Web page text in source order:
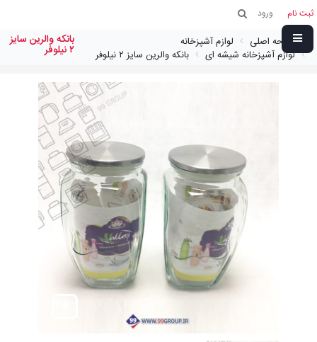
ثبت نام ورود
صفحه اصلی
لوازم آشپزخانه
لوازم آشپزخانه شیشه ای
بانکه والرین سایز ۲ نيلوفر
بانکه والرین سایز
۲ نيلوفر